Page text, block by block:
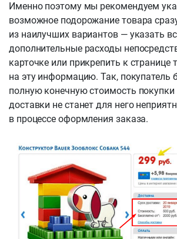
Именно поэтому мы рекомендуем
возможное подорожание товара
из наилучших вариантов — указать
дополнительные расходы
карточке или прикрепить к странице
на эту информацию. Так, покупатель
полную конечную стоимость покупки
доставки не станет для него
в процессе оформления заказа.